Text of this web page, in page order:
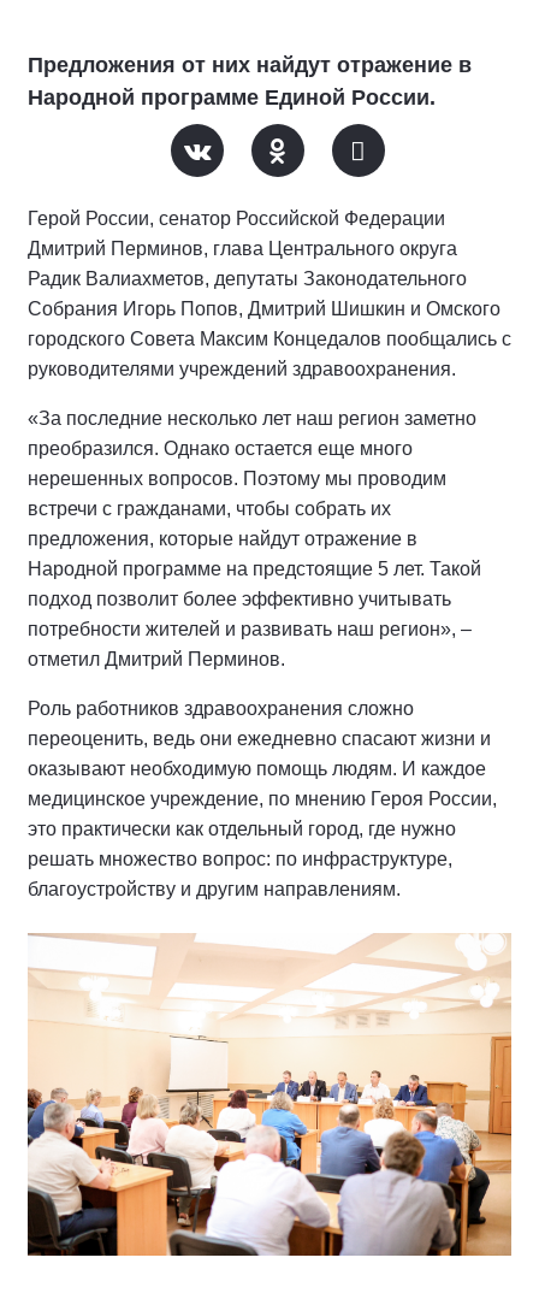
Предложения от них найдут отражение в
Народной программе Единой России.
Герой России, сенатор Российской Федерации
Дмитрий Перминов, глава Центрального округа
Радик Валиахметов, депутаты Законодательного
Собрания Игорь Попов, Дмитрий Шишкин и Омского
городского Совета Максим Концедалов пообщались с
руководителями учреждений здравоохранения.
«За последние несколько лет наш регион заметно
преобразился. Однако остается еще много
нерешенных вопросов. Поэтому мы проводим
встречи с гражданами, чтобы собрать их
предложения, которые найдут отражение в
Народной программе на предстоящие 5 лет. Такой
подход позволит более эффективно учитывать
потребности жителей и развивать наш регион», –
отметил Дмитрий Перминов.
Роль работников здравоохранения сложно
переоценить, ведь они ежедневно спасают жизни и
оказывают необходимую помощь людям. И каждое
медицинское учреждение, по мнению Героя России,
это практически как отдельный город, где нужно
решать множество вопрос: по инфраструктуре,
благоустройству и другим направлениям.